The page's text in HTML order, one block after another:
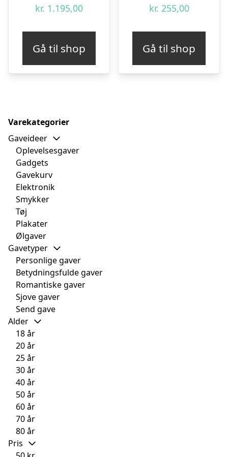
kr. 1.195,00
Gå til shop
kr. 255,00
Gå til shop
Varekategorier
Gaveideer
Oplevelsesgaver
Gadgets
Gavekurv
Elektronik
Smykker
Tøj
Plakater
Ølgaver
Gavetyper
Personlige gaver
Betydningsfulde gaver
Romantiske gaver
Sjove gaver
Send gave
Alder
18 år
20 år
25 år
30 år
40 år
50 år
60 år
70 år
80 år
Pris